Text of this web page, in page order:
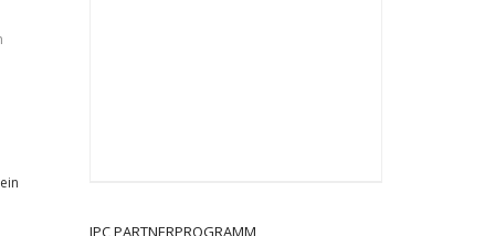
JPC PARTNERPROGRAMM